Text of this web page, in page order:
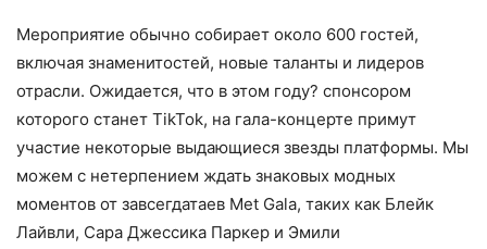
Мероприятие обычно собирает около 600 гостей,
включая знаменитостей, новые таланты и лидеров
отрасли. Ожидается, что в этом году? спонсором
которого станет TikTok, на гала-концерте примут
участие некоторые выдающиеся звезды платформы. Мы
можем с нетерпением ждать знаковых модных
моментов от завсегдатаев Met Gala, таких как Блейк
Лайвли, Сара Джессика Паркер и Эмили